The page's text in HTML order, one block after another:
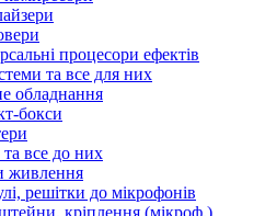
процесори ефектів
та все для них
обладнання
бокси
все до них
живлення
решітки до мікрофонів
кріплення (мікроф.)